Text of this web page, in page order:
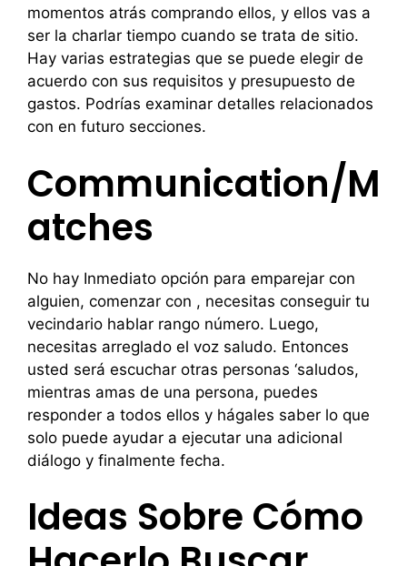
momentos atrás comprando ellos, y ellos vas a
ser la charlar tiempo cuando se trata de sitio.
Hay varias estrategias que se puede elegir de
acuerdo con sus requisitos y presupuesto de
gastos. Podrías examinar detalles relacionados
con en futuro secciones.
Communication/M
Atches
No hay Inmediato opción para emparejar con
alguien, comenzar con , necesitas conseguir tu
vecindario hablar rango número. Luego,
necesitas arreglado el voz saludo. Entonces
usted será escuchar otras personas ‘saludos,
mientras amas de una persona, puedes
responder a todos ellos y hágales saber lo que
solo puede ayudar a ejecutar una adicional
diálogo y finalmente fecha.
Ideas Sobre Cómo